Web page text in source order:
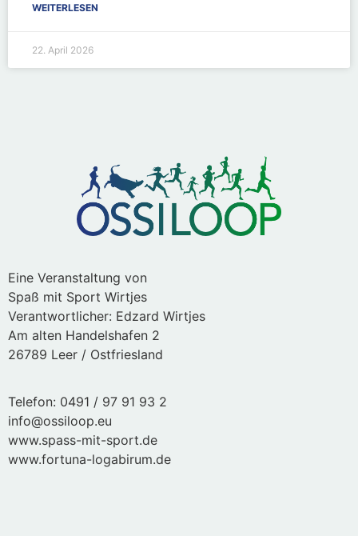
WEITERLESEN
22. April 2026
Eine Veranstaltung von
Spaß mit Sport Wirtjes
Verantwortlicher: Edzard Wirtjes
Am alten Handelshafen 2
26789 Leer / Ostfriesland
Telefon: 0491 / 97 91 93 2
info@ossiloop.eu
www.spass-mit-sport.de
www.fortuna-logabirum.de